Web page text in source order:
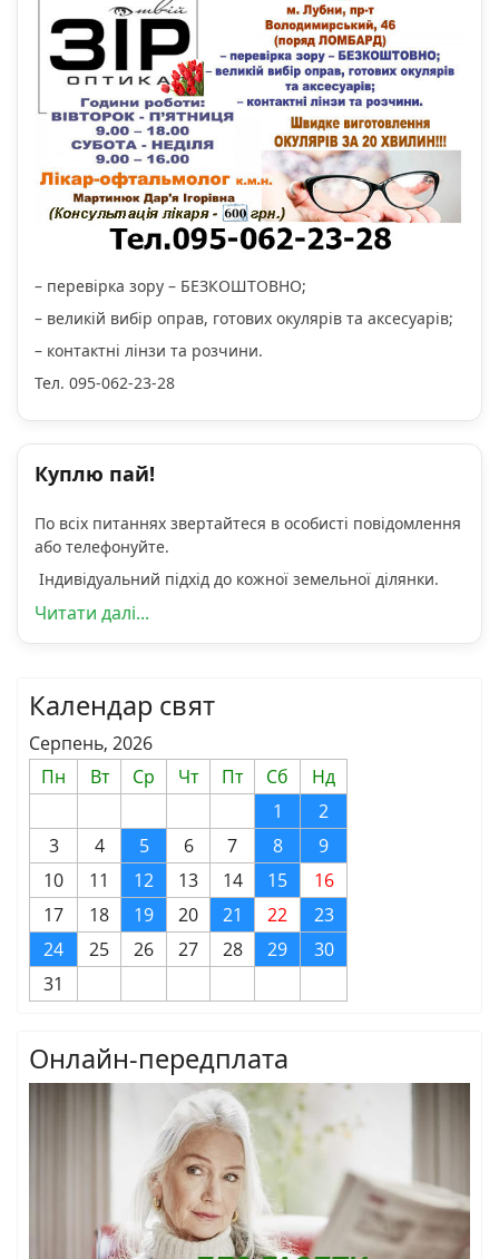
– перевірка зору – БЕЗКОШТОВНО;
– великій вибір оправ, готових окулярів та аксесуарів;
– контактні лінзи та розчини.
Тел. 095-062-23-28
Куплю пай!
По всіх питаннях звертайтеся в особисті повідомлення
або телефонуйте.
Індивідуальний підхід до кожної земельної ділянки.
Читати далі...
Календар свят
Серпень, 2026
Пн
Вт Ср Чт Пт Сб
Нд
1
2
3
4 5 6 7 8
9
10
11 12 13 14 15
16
17
18 19 20 21 22
23
24
25 26 27 28 29
30
31
Онлайн-передплата